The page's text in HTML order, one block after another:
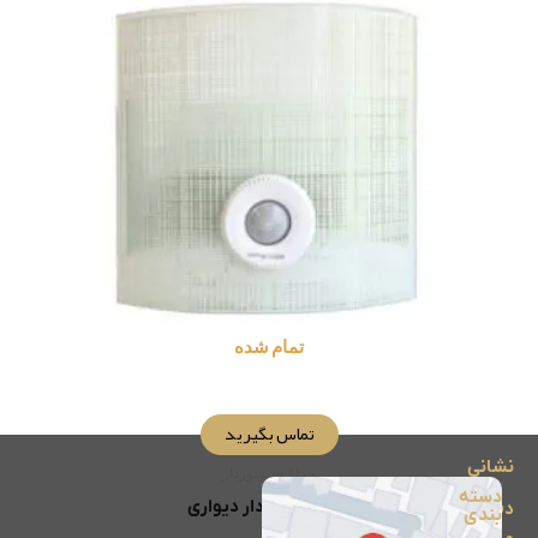
تمام شده
تماس بگیرید
چراغ سنسوردار
چراغ سنسوردار دیواری
نشانی
دفتر
دسته
بندی